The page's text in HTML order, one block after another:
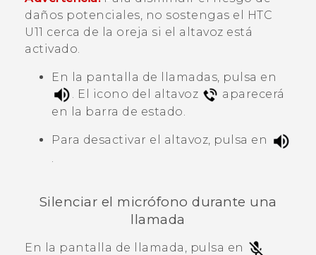
daños potenciales, no sostengas el
HTC
U11 cerca de la oreja si el altavoz está
activado.
En la pantalla de llamadas, pulsa en
. El icono del altavoz
aparecerá
en la barra de estado.
Para desactivar el altavoz, pulsa en
Silenciar el micrófono durante una
llamada
En la pantalla de llamada, pulsa en